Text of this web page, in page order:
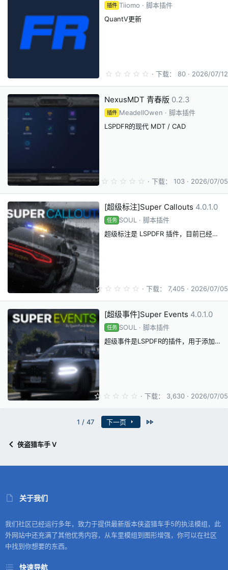
插件 Tiiomo
脚本插件
QuantV更新
0
0
0
星
下载 80 2026/07/12
NexusMDT 青春版 0.2.3
插件 MeadellOwen
脚本插件
LSPDFR的现代 MDT / CAD
0
0
星
下载 103 2026/07/05
[超级标注]Super Callouts 4.0.1.0
任务 SOUL
脚本插件
超级标注是 LSPDFR 插件，目前已经添加 33 个全新调度任务！
0
0
星
下载 7,405 2026/07/05
[超级事件]Super Events 4.0.1.0
任务 SOUL
脚本插件
超级事件是LSPDFR的插件，用于添加更多的环境事件。
0
0
下载 3,630 2026/07/05
1 / 47 下一页 最近
侠盗猎车手 V
关于我们
我们社区已经运行多年，致力于提供最新版本侠盗猎车手5的执法模组，此
外网站中还充满了其他优秀内容，从车里模组到图形增强，你可以在社区
中找到你想要的东西。
快速导航